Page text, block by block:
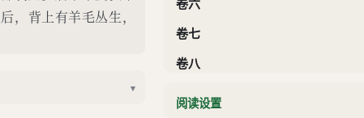
，背上有羊毛丛生，
▾
卷六
卷七
卷八
卷九
阅读设置